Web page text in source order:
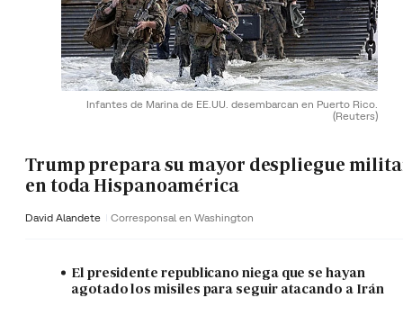
Infantes de Marina de EE.UU. desembarcan en Puerto Rico.
(Reuters)
Trump prepara su mayor despliegue
en toda Hispanoamérica
David Alandete Corresponsal en Washington
El presidente republicano niega que se hayan
agotado los misiles para seguir atacando a Irán